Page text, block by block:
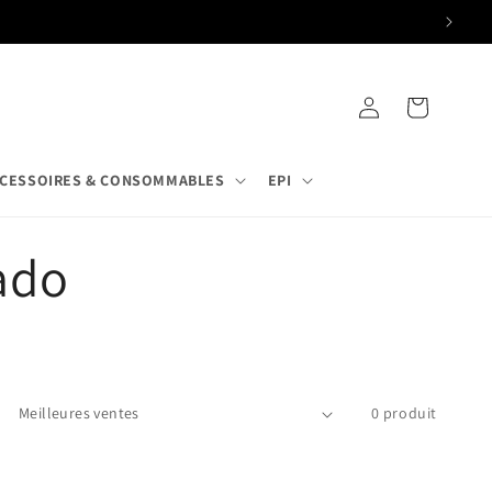
& CONSOMMABLES EPI
Connexion Panier
0 produit